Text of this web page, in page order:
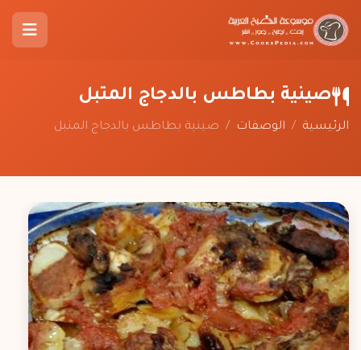
صينية بطاطس بالدجاج المتبل
الرئيسية / الوصفات / صينية بطاطس بالدجاج المتبل